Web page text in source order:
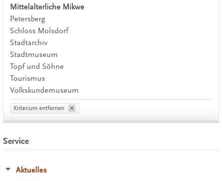
Mittelalterliche Mikwe
Petersberg
Schloss Molsdorf
Stadtarchiv
Stadtmuseum
Topf und Söhne
Tourismus
Volkskundemuseum
Kriterium entfernen
Service
Aktuelles